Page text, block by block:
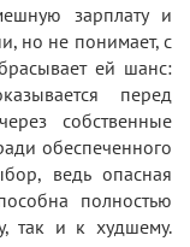
зарплату и
но не понимает, с
ей шанс:
перед
собственные
обеспеченного
ведь опасная
полностью
так и к худшему.